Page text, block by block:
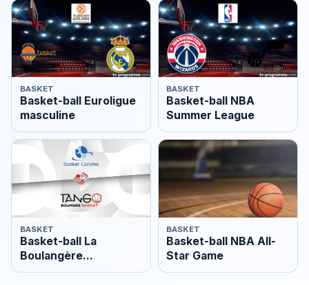
BASKET
Basket-ball Euroligue
masculine
BASKET
Basket-ball NBA
Summer League
BASKET
Basket-ball La
Boulangère
Wonderligue
BASKET
Basket-ball NBA All-
Star Game